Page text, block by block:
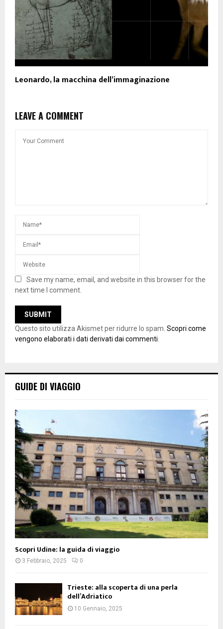
Leonardo, la macchina dell’immaginazione
LEAVE A COMMENT
Save my name, email, and website in this browser for the
next time I comment.
Questo sito utilizza Akismet per ridurre lo spam. Scopri come
vengono elaborati i dati derivati dai commenti
GUIDE DI VIAGGIO
Scopri Udine: la guida di viaggio
3 Febbraio, 2025 0
Trieste: alla scoperta di una perla
dell’Adriatico
10 Gennaio, 2025